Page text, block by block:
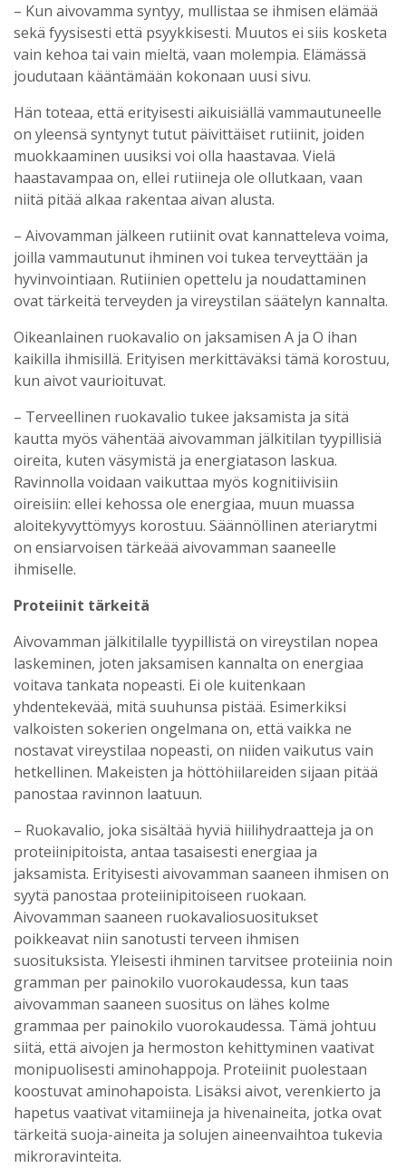
– Kun aivovamma syntyy, mullistaa se ihmisen elämää
sekä fyysisesti että psyykkisesti. Muutos ei siis kosketa
vain kehoa tai vain mieltä, vaan molempia. Elämässä
joudutaan kääntämään kokonaan uusi sivu.
Hän toteaa, että erityisesti aikuisiällä vammautuneelle
on yleensä syntynyt tutut päivittäiset rutiinit, joiden
muokkaaminen uusiksi voi olla haastavaa. Vielä
haastavampaa on, ellei rutiineja ole ollutkaan, vaan
niitä pitää alkaa rakentaa aivan alusta.
– Aivovamman jälkeen rutiinit ovat kannatteleva voima,
joilla vammautunut ihminen voi tukea terveyttään ja
hyvinvointiaan. Rutiinien opettelu ja noudattaminen
ovat tärkeitä terveyden ja vireystilan säätelyn kannalta.
Oikeanlainen ruokavalio on jaksamisen A ja O ihan
kaikilla ihmisillä. Erityisen merkittäväksi tämä korostuu,
kun aivot vaurioituvat.
– Terveellinen ruokavalio tukee jaksamista ja sitä
kautta myös vähentää aivovamman jälkitilan tyypillisiä
oireita, kuten väsymistä ja energiatason laskua.
Ravinnolla voidaan vaikuttaa myös kognitiivisiin
oireisiin: ellei kehossa ole energiaa, muun muassa
aloitekyvyttömyys korostuu. Säännöllinen ateriarytmi
on ensiarvoisen tärkeää aivovamman saaneelle
ihmiselle.
Proteiinit tärkeitä
Aivovamman jälkitilalle tyypillistä on vireystilan nopea
laskeminen, joten jaksamisen kannalta on energiaa
voitava tankata nopeasti. Ei ole kuitenkaan
yhdentekevää, mitä suuhunsa pistää. Esimerkiksi
valkoisten sokerien ongelmana on, että vaikka ne
nostavat vireystilaa nopeasti, on niiden vaikutus vain
hetkellinen. Makeisten ja höttöhiilareiden sijaan pitää
panostaa ravinnon laatuun.
– Ruokavalio, joka sisältää hyviä hiilihydraatteja ja on
proteiinipitoista, antaa tasaisesti energiaa ja
jaksamista. Erityisesti aivovamman saaneen ihmisen on
syytä panostaa proteiinipitoiseen ruokaan.
Aivovamman saaneen ruokavaliosuositukset
poikkeavat niin sanotusti terveen ihmisen
suosituksista. Yleisesti ihminen tarvitsee proteiinia noin
gramman per painokilo vuorokaudessa, kun taas
aivovamman saaneen suositus on lähes kolme
grammaa per painokilo vuorokaudessa. Tämä johtuu
siitä, että aivojen ja hermoston kehittyminen vaativat
monipuolisesti aminohappoja. Proteiinit puolestaan
koostuvat aminohapoista. Lisäksi aivot, verenkierto ja
hapetus vaativat vitamiineja ja hivenaineita, jotka ovat
tärkeitä suoja-aineita ja solujen aineenvaihtoa tukevia
mikroravinteita.